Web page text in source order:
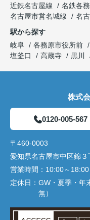
近鉄名古屋線
名鉄各
名古屋市営名城線
名
駅から探す
岐阜
各務原市役所前
塩釜口
高蔵寺 黒川
株式
0120-005-567
〒460-0003
愛知県名古屋市中区錦
営業時間： 10:00～18:00
定休日： GW・夏季・年
無）